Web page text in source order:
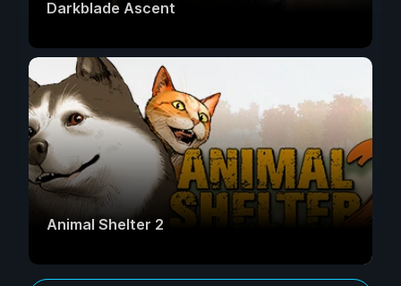
Darkblade Ascent
Animal Shelter 2